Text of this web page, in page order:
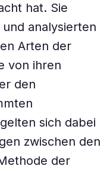
hat. Sie
analysierten
Arten der
von ihren
den
sich dabei
zwischen den
der